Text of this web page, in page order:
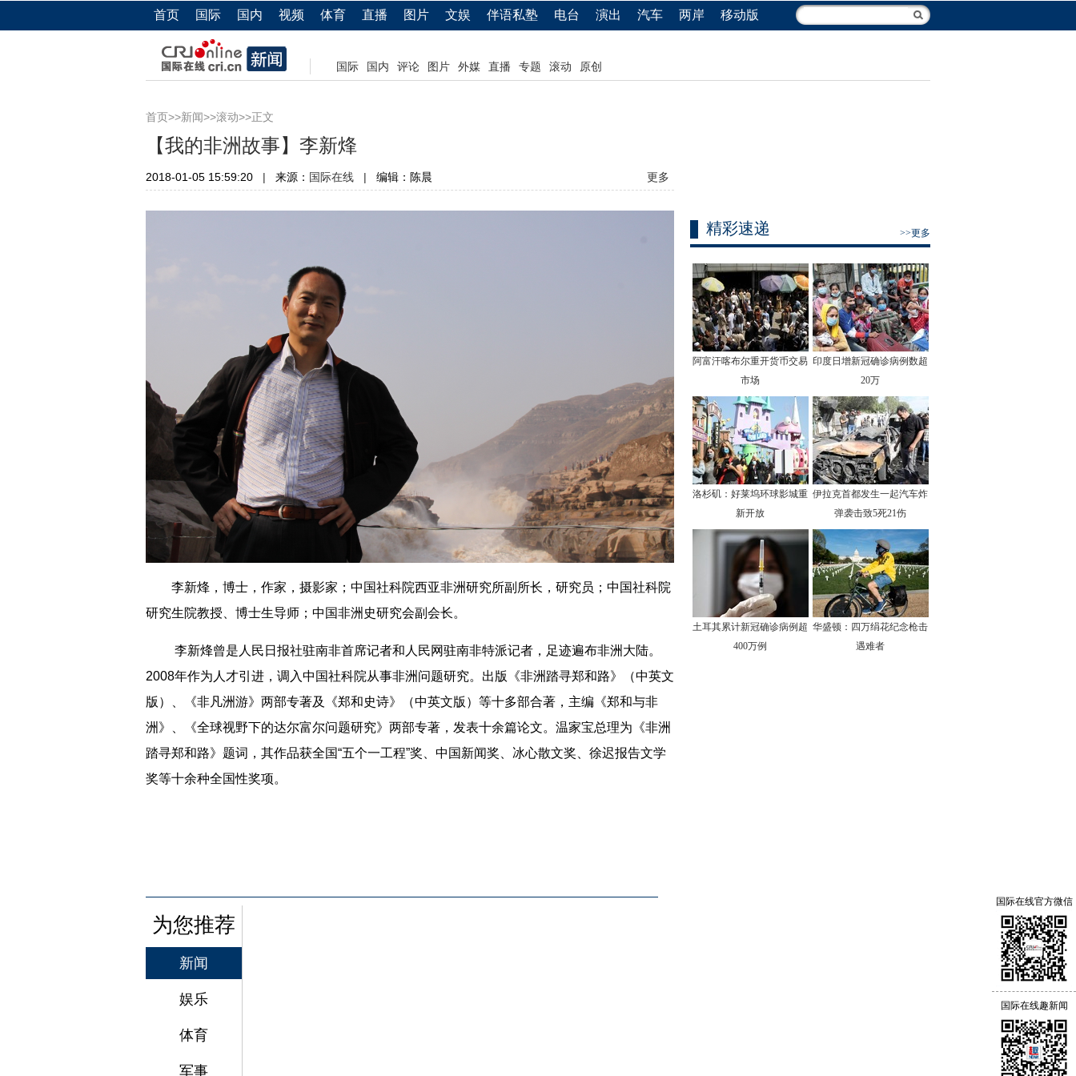
首页 国际 国内 视频 体育 直播 图片 文娱 伴语私塾 电台 演出 汽车 两岸 移动版
国际 国内 评论 图片 外媒 直播 专题 滚动 原创
首页 >>新闻>>滚动>>正文
【我的非洲故事】李新烽
2018-01-05 15:59:20 | 来源： 国际在线 | 编辑：陈晨 更多
李新烽，博士，作家，摄影家；中国社科院西亚非洲研究所副所长，研究员；中国社科院
研究生院教授、博士生导师；中国非洲史研究会副会长。
李新烽曾是人民日报社驻南非首席记者和人民网驻南非特派记者，足迹遍布非洲大陆。
2008年作为人才引进，调入中国社科院从事非洲问题研究。出版《非洲踏寻郑和路》（中英文
版）、《非凡洲游》两部专著及《郑和史诗》（中英文版）等十多部合著，主编《郑和与非
洲》、《全球视野下的达尔富尔问题研究》两部专著，发表十余篇论文。温家宝总理为《非洲
踏寻郑和路》题词，其作品获全国“五个一工程”奖、中国新闻奖、冰心散文奖、徐迟报告文学
奖等十余种全国性奖项。
为您推荐
新闻
娱乐
体育
军事
精彩速递 >>更多
阿富汗喀布尔重开货币交易
市场
印度日增新冠确诊病例数超
20万
洛杉矶：好莱坞环球影城重
新开放
伊拉克首都发生一起汽车炸
弹袭击致5死21伤
土耳其累计新冠确诊病例超
400万例
华盛顿：四万绢花纪念枪击
遇难者
国际在线官方微信
国际在线趣新闻